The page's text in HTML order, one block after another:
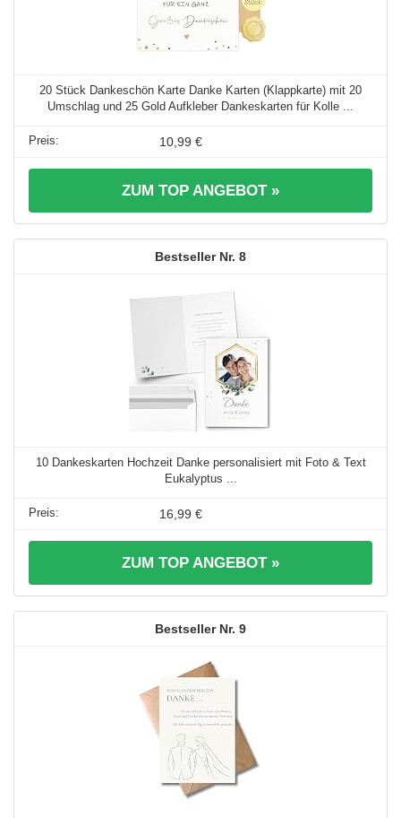
20 Stück Dankeschön Karte Danke Karten (Klappkarte) mit 20
Umschlag und 25 Gold Aufkleber Dankeskarten für Kolle ...
10,99 €
ZUM TOP ANGEBOT »
8
10 Dankeskarten Hochzeit Danke personalisiert mit Foto & Text
Eukalyptus ...
16,99 €
ZUM TOP ANGEBOT »
9